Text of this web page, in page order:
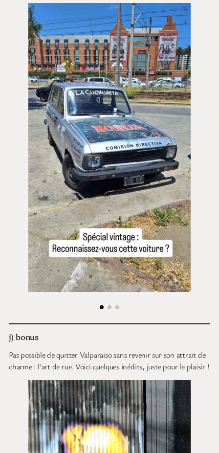
j) bonus
Pas possible de quitter Valparaiso sans revenir sur son attrait de
charme : l’art de rue. Voici quelques inédits, juste pour le plaisir !